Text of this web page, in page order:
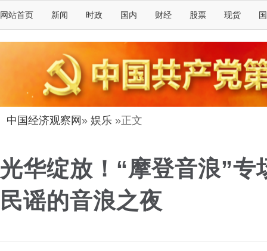
网站首页 新闻 时政 国内 财经 股票 现货
中国经济观察网 » 娱乐 »正文
光华绽放！“摩登音浪”
民谣的音浪之夜